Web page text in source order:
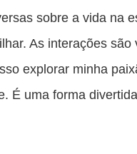
sobre a vida na
As interações
explorar minha
É uma forma